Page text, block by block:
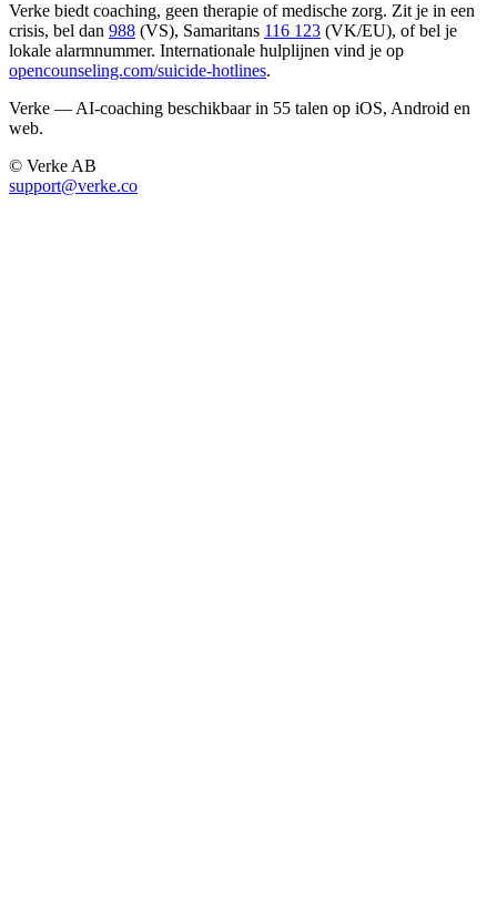
Verke biedt coaching, geen therapie of medische zorg. Zit je in een
crisis, bel dan 988 (VS), Samaritans 116 123 (VK/EU), of bel je
lokale alarmnummer. Internationale hulplijnen vind je op
opencounseling.com/suicide-hotlines.
Verke — AI-coaching beschikbaar in 55 talen op iOS, Android en
web.
© Verke AB
support@verke.co